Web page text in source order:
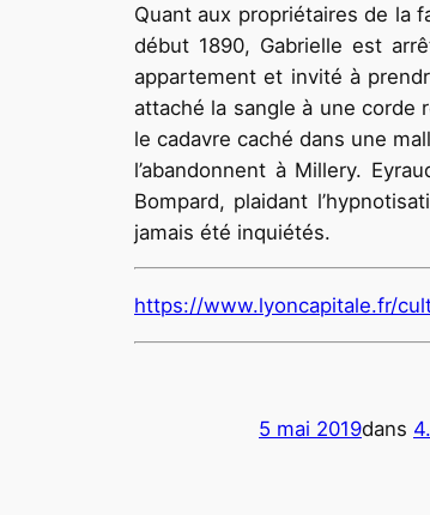
Quant aux propriétaires de la
début 1890, Gabrielle est
appartement et invité à
attaché la sangle à une corde
le cadavre caché dans une
l’abandonnent à Millery.
Bompard, plaidant
jamais été inquiétés.
https://www.lyoncapitale.fr/
5 mai 2019dans